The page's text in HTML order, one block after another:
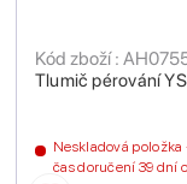
Tlumič pérování
Kód zboží :
Neskladová
čas doručení 39 dní